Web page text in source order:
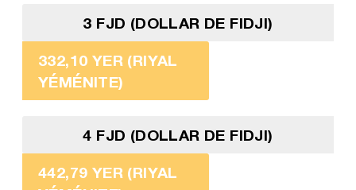
3 FJD (DOLLAR DE FIDJI)
332,10 YER (RIYAL
YÉMÉNITE)
4 FJD (DOLLAR DE FIDJI)
442,79 YER (RIYAL